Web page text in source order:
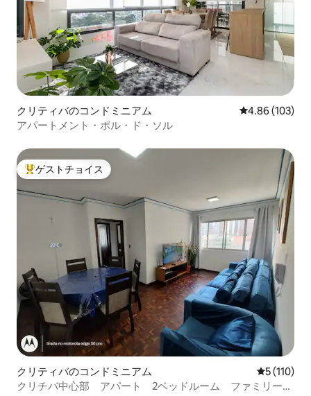
クリティバのコンドミニアム レビュー103
4.86 (103)
アパートメント・ポル・ド・ソル
大好評のゲストチョイスです。
ゲストチョイス
クリティバのコンドミニアム レビュー
5 (110)
クリチバ中心部 アパート 2ベッドルーム ファミリー向